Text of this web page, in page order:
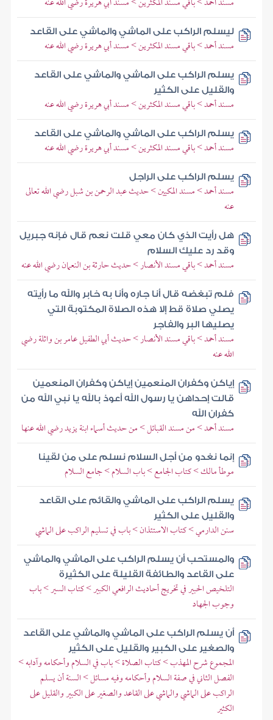
ليسلم الراكب على الماشي والماشي على القاعد
مسند أحمد > باقي مسند المكثرين > مسند أبي هريرة رضي الله عنه
يسلم الراكب على الماشي والماشي على القاعد
والقليل على الكثير
مسند أحمد > باقي مسند المكثرين > مسند أبي هريرة رضي الله عنه
يسلم الراكب على الماشي والماشي على القاعد
مسند أحمد > باقي مسند المكثرين > مسند أبي هريرة رضي الله عنه
يسلم الراكب على الراجل
مسند أحمد > مسند المكيين > حديث عبد الرحمن بن شبل رضي الله تعالى
عنه
هل رأيت الذي كان معي قلت نعم قال فإنه جبريل
وقد رد عليك السلام
مسند أحمد > باقي مسند الأنصار > حديث حارثة بن النعمان رضي الله عنه
فلم تبغضه قال أنا جاره وأنا به خابر والله ما رأيته
يصلي صلاة قط إلا هذه الصلاة المكتوبة التي
يصليها البر والفاجر
مسند أحمد > باقي مسند الأنصار > حديث أبي الطفيل عامر بن واثلة رضي
الله عنه
إياكن وكفران المنعمين إياكن وكفران المنعمين
قالت إحداهن يا رسول الله أعوذ بالله يا نبي الله من
كفران الله
مسند أحمد > من مسند القبائل > من حديث أسماء ابنة يزيد رضي الله عنها
إنما نغدو من أجل السلام نسلم على من لقينا
موطأ مالك > كتاب الجامع > باب السلام > جامع السلام
يسلم الراكب على الماشي والقائم على القاعد
والقليل على الكثير
سنن الدارمي > كتاب الاستئذان > باب في تسليم الراكب على الماشي
والمستحب أن يسلم الراكب على الماشي والماشي
على القاعد والطائفة القليلة على الكثيرة
التلخيص الحبير في تخريج أحاديث الرافعي الكبير > كتاب السير > باب
وجوب الجهاد
أن يسلم الراكب على الماشي والماشي على القاعد
والصغير على الكبير والقليل على الكثير
المجموع شرح المهذب > كتاب الصلاة > باب في السلام وأحكامه وآدابه >
الفصل الثاني في صفة السلام وأحكامه وفيه مسائل > السنة أن يسلم
الراكب على الماشي والماشي على القاعد والصغير على الكبير والقليل على
الكثير